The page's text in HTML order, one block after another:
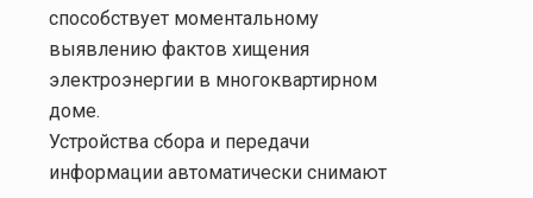
способствует моментальному
выявлению фактов хищения
электроэнергии в многоквартирном
доме.
Устройства сбора и передачи
информации автоматически снимают